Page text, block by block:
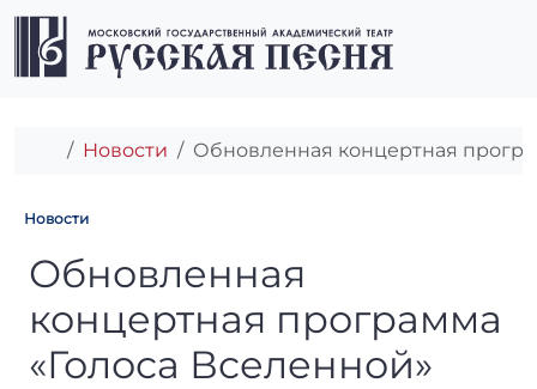
Перейти к содержимому
Перейти к футеру
Главная
Новости Обновленная концертная
Новости
Обновленная концертная
Обновленная
концертная программа
«Голоса Вселенной»